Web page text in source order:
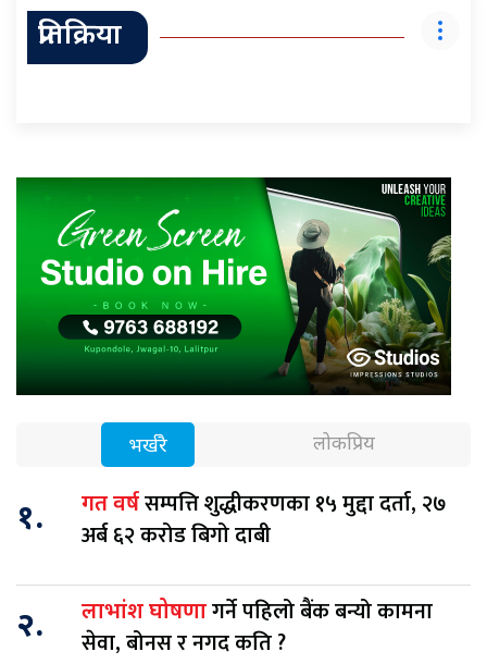
प्रतिक्रिया
भर्खरै लोकप्रिय
१. गत वर्षसम्पत्ति शुद्धीकरणका १५ मुद्दा दर्ता, २७
अर्ब ६२ करोड बिगो दाबी
२. लाभांश घोषणागर्ने पहिलो बैंक बन्यो कामना
सेवा, बोनस र नगद कति ?